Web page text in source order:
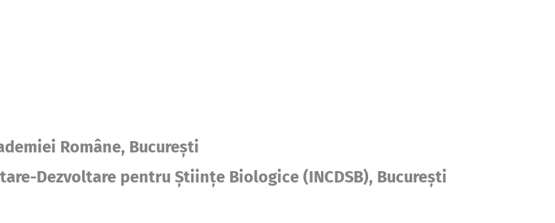
Române, București
Dezvoltare pentru Științe Biologice (INCDSB), București